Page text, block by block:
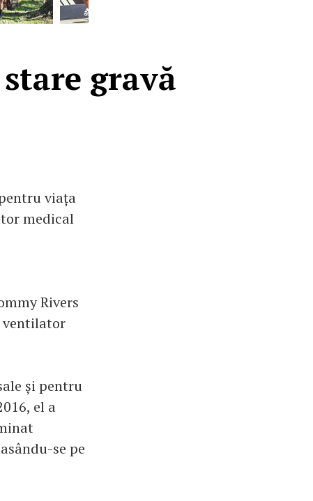
gravă
viața
medical
Rivers
ventilator
și pentru
el a
se pe